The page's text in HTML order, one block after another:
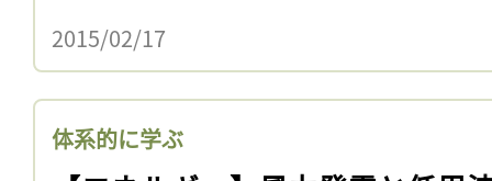
2015/02/17
体系的に学ぶ